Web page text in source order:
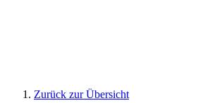
Zurück zur Übersicht